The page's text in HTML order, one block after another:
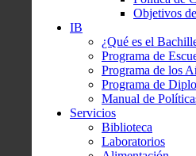
Objetivos
IB
¿Qué es el
Programa de
Programa de los
Programa de
Manual de
Servicios
Biblioteca
Laboratorios